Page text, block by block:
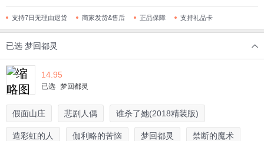
支持7日无理由退货 商家发货&售后 正品保障 支持礼品卡
已选 梦回都灵
14.95
已选 梦回都灵
假面山庄 悲剧人偶 谁杀了她(2018精装版)
造彩虹的人 伽利略的苦恼 梦回都灵 禁断的魔术